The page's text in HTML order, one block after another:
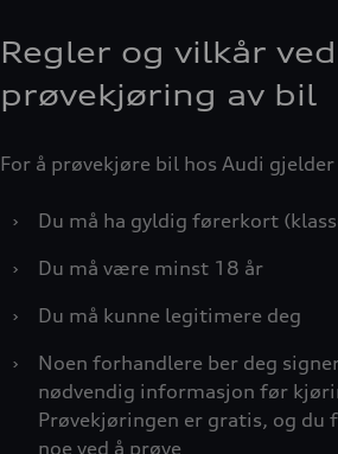
Regler og vilkår ved
prøvekjøring av bil
For å prøvekjøre bil hos Audi
›
Du må ha gyldig førerkort
›
Du må være minst 18 år
›
Du må kunne legitimere deg
›
Noen forhandlere ber deg
nødvendig informasjon før
Prøvekjøringen er gratis, og
noe ved å prøve